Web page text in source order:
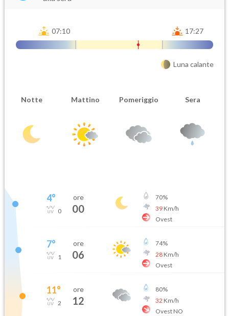
07:10 17:27
Luna calante
Notte Mattino Pomeriggio Sera
4°
0
ore
00
70%
39Km/h
Ovest
7°
1
ore
06
74%
28Km/h
Ovest
11°
2
ore
12
80%
32 Km/h
Ovest NO